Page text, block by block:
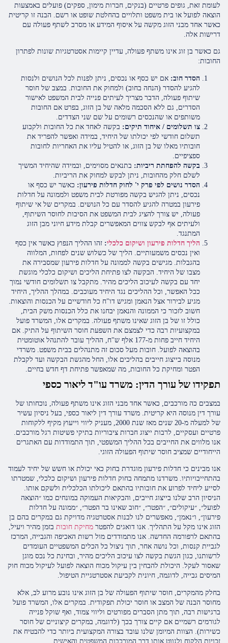
לעומת זאת, גופים פרטיים (בנקים, חברות מימון, ספקים) פועלים באמצעות
הוצאה לפועל או בית משפט ותלויים בהחלטת שופט או רשם. הבנה זו קריטית
כאשר אחד מבני הזוג מקשה על איסוף המידע או מסרב לשתף פעולה עם
דרישות אלה.
גם כאשר בן זוג אינו משתף פעולה, עדיין קיימות אסטרטגיות שונות לפתרון
החובות:
הסדר חוב: אם יש כסף או נכסים, ניתן לפנות לכל הנושים ולנסות
להגיע להסדר (הנחה בחוב) ולמחוק את החובות. במצב של חוסר
שיתוף פעולה, הדבר מצריך לעיתים פנייה לבית המשפט לאישור
הסדרים, גם ללא הסכמה מלאה של בן הזוג, בפרט אם החובות
משותפים או שהנכסים רשומים על שם שני הצדדים.
צו תשלומים / איחוד תיקים: בקשה לאחד את כל החובות ולקבוע
תשלום חודשי לפי יכולתו של היחיד, במידה ואפשר להפריד את
חובותיו מאלו של בן הזוג, או להטיל עליו את האחריות לחובות
ספציפיים.
בקשה להפחתת ריביות: בתנאים מסוימים, ובמידה שהיחיד המשיך
לשלם חלק מהחובות, ניתן לבקש למחוק את הריביות.
הסדר נושים לפי פרק י' לחוק חדלות פירעון: כאשר יש כסף או
נכסים, ניתן להגיש בקשה מפורטת לבית משפט ולממונה על חדלות
פירעון במטרה להגיע להסדר עם כל הנושים. במקרים של אי שיתוף
פעולה, יש צורך להציג לבית המשפט את הסיבות לחוסר השיתוף,
ולעיתים אף לבקש צווים המאפשרים קבלת מידע חיוני מבן הזוג
המתנגד.
הליך חדלות פירעון ושיקום כלכלי: זהו ההליך הנפוץ כאשר אין כסף
ואין נכסים משמעותיים. הליך של כשלוש שנים לפחות, המלווה
בהגבלות. מגישים בקשה לממונה על חדלות פירעון שמסבירה את
מצבו של היחיד. הבקשה לצו פתיחת הליכים ושיקום כלכלי מוגשת
יחד עם בקשה לעיכוב הליכים מהיר. מתקבל צו תשלומים חודשי נמוך
ככל האפשר, וכל ההליכים נגד היחיד מעוכבים. במהלך ההליך, היחיד
מגיע לבירור אצל הנאמן ומגיש דו"ח כל חודשיים על הכנסות והוצאות.
חשוב לזכור כי הממונה והנאמן יבחנו את כלל הכנסות משק הבית,
כולל זו של בן הזוג שאינו משתף פעולה. במקרים אלו, המשרד פועל
במקצועיות רבה כדי לצמצם את השפעת חוסר השיתוף על התיק. אם
היחיד חייב פחות מ-177 אלף ש"ח, ההליך עובר להתנהל אוטומטית
בהוצאה לפועל. חובות מעל סכום זה מתנהלים בבית משפט. משרדי
מנוסה בייצוג חייבים בהליכים אלו, החל מהגשת הבקשה ועד לקבלת
הפטר ומחיקת כל החובות, מה שמאפשר פתיחת דף חדש בחיים.
תפקידו של עורך הדין: משרד עו"ד ליאור כספי
במצבים כה מורכבים, כאשר אחד מבני הזוג אינו משתף פעולה, נוכחותו של
עורך דין מנוסה היא קריטית. משרד עורך דין ליאור כספי, בעל ניסיון עשיר
של למעלה מ-20 שנים מאז שנת 2000, מעניק ליווי וייעוץ מקיף ללקוחות
פרטיים ועסקיים, לרבות ייצוג חברות ציבוריות בתיקי פשיטות רגל מורכבים.
אנו מלווים את החייבים בכל ההליך המשפטי, תוך התמודדות עם האתגרים
הייחודיים שמציב חוסר שיתוף הפעולה הזוגי.
אנו מבינים כי חדלות פירעון מוגדרת בחוק כאי יכולת או חשש של יחיד לעמוד
בהתחייבויותיו. משרדנו מתמחה בחוק חדלות פירעון ושיקום כלכלי, שמטרתו
לסייע ליחיד לפרוע את חובותיו בהתאם ליכולתו הכלכלית ולשקם אותו.
הניסיון הרב שלנו בייצוג חייבים, והבקיאות העמוקה במונחים כמו ״הוצאה
לפועל״, ״עיקולים״, ״הפטר״, ״חוב שאינו בר הפטר״, ״ממונה על חדלות
פירעון״, ו״נאמן״, מאפשרים לנו לבנות אסטרטגיה מדויקת גם במקרים בהם בן
הזוג אינו מקל על התהליך. אנו דואגים להפטר מחיקת חובות בזמן מהיר ויעיל,
בהתאם לרפורמה החדשה. אנו מתמודדים מול רשות האכיפה והגבייה, המרכז
לגביית קנסות, וכל נושה אחר, תוך ניצול כל הכלים המשפטיים העומדים
לרשותנו, כגון הגשת בקשה לצו עיכוב הליכים מהיר, ובחינת כל נכס מוגן
שאסור לעקל. היכולת להבחין בין עיקול מכוח הוצאה לפועל לעיקול מכוח חוק
המיסים גבייה, לדוגמה, חיונית לקביעת אסטרטגיית הטיפול.
בחלק מהמקרים, חוסר שיתוף הפעולה של בן הזוג אינו נובע מרוע לב, אלא
מחוסר הבנה של המצב או חוסר יכולת תפקודית. במקרים אלו, המשרד פועל
ברגישות רבה, תוך מתן הסברים מפורטים וליווי צמוד, ואף שוקל פנייה
לגורמים רשמיים אם קיים צורך בכך (לדוגמה, במקרים קיצוניים של חוסר
כשירות). הצוות המיומן שלנו עובד בצורה המקצועית ביותר כדי להבטיח את
זכויות הלקוח ולנווט אותו דרך המורכבות המשפטית והאישית.